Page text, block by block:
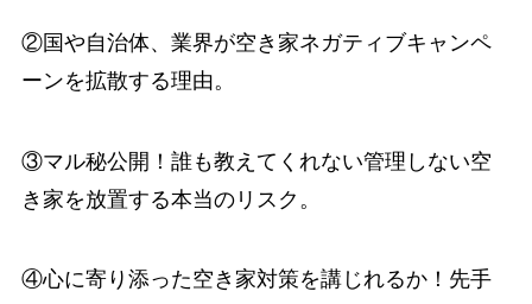
②国や自治体、業界が空き家ネガティブキャンペ
ーンを拡散する理由。
③マル秘公開！誰も教えてくれない管理しない空
き家を放置する本当のリスク。
④心に寄り添った空き家対策を講じれるか！先手